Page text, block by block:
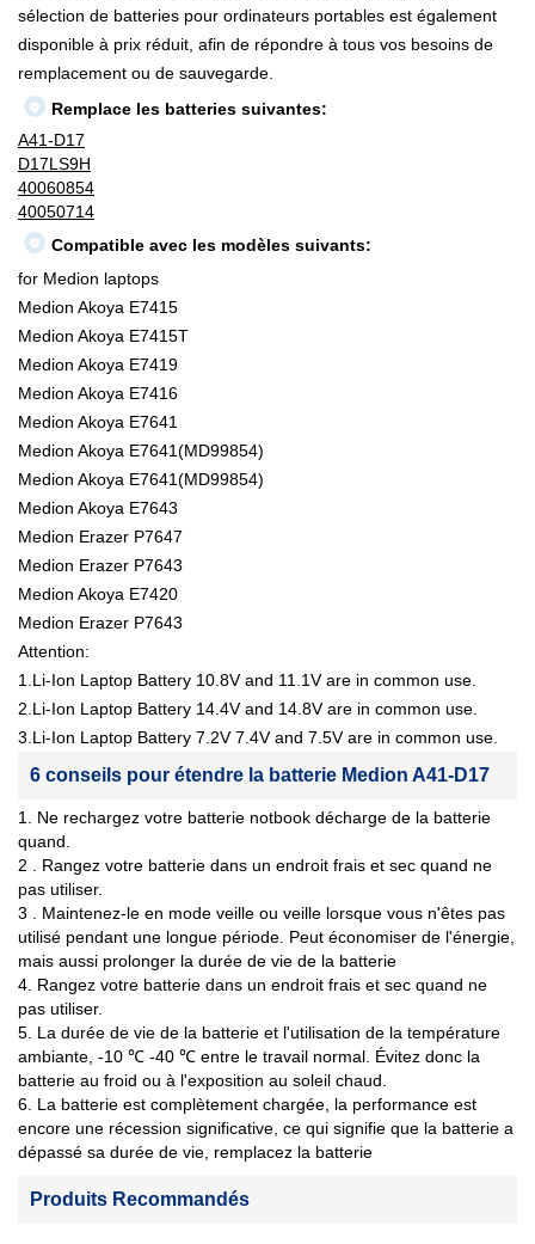
sélection de batteries pour ordinateurs portables est également
disponible à prix réduit, afin de répondre à tous vos besoins de
remplacement ou de sauvegarde.
Remplace les batteries suivantes:
A41-D17
D17LS9H
40060854
40050714
Compatible avec les modèles suivants:
for Medion laptops
Medion Akoya E7415
Medion Akoya E7415T
Medion Akoya E7419
Medion Akoya E7416
Medion Akoya E7641
Medion Akoya E7641(MD99854)
Medion Akoya E7641(MD99854)
Medion Akoya E7643
Medion Erazer P7647
Medion Erazer P7643
Medion Akoya E7420
Medion Erazer P7643
Attention:
1.Li-Ion Laptop Battery 10.8V and 11.1V are in common use.
2.Li-Ion Laptop Battery 14.4V and 14.8V are in common use.
3.Li-Ion Laptop Battery 7.2V 7.4V and 7.5V are in common use.
6 conseils pour étendre la batterie Medion A41-D17
1. Ne rechargez votre batterie notbook décharge de la batterie
quand.
2 . Rangez votre batterie dans un endroit frais et sec quand ne
pas utiliser.
3 . Maintenez-le en mode veille ou veille lorsque vous n'êtes pas
utilisé pendant une longue période. Peut économiser de l'énergie,
mais aussi prolonger la durée de vie de la batterie
4. Rangez votre batterie dans un endroit frais et sec quand ne
pas utiliser.
5. La durée de vie de la batterie et l'utilisation de la température
ambiante, -10 ℃ -40 ℃ entre le travail normal. Évitez donc la
batterie au froid ou à l'exposition au soleil chaud.
6. La batterie est complètement chargée, la performance est
encore une récession significative, ce qui signifie que la batterie a
dépassé sa durée de vie, remplacez la batterie
Produits Recommandés